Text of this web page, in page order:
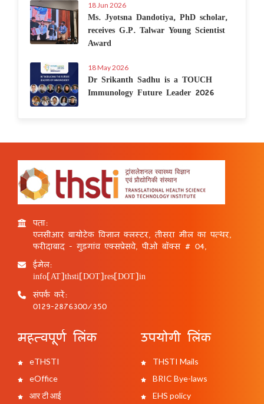
18 Jun 2026
Ms. Jyotsna Dandotiya, PhD scholar,
receives G.P. Talwar Young Scientist
Award
18 May 2026
Dr Srikanth Sadhu is a TOUCH
Immunology Future Leader 2026
पता:
एनसीआर बायोटेक विज्ञान क्लस्टर, तीसरा मील का पत्थर,
फरीदाबाद - गुड़गांव एक्सप्रेसवे, पीओ बॉक्स # 04,
ईमेल:
info[AT]thsti[DOT]res[DOT]in
संपर्क करें:
0129-2876300/350
महत्वपूर्ण लिंक
eTHSTI
eOffice
आर टी आई
उपयोगी लिंक
THSTI Mails
BRIC Bye-laws
EHS policy